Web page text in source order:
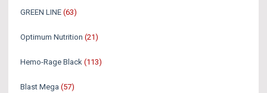
GREEN LINE (63)
Optimum Nutrition (21)
Hemo-Rage Black (113)
Blast Mega (57)